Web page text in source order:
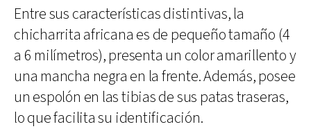
Entre sus características distintivas, la
chicharrita africana es de pequeño tamaño (4
a 6 milímetros), presenta un color amarillento y
una mancha negra en la frente. Además, posee
un espolón en las tibias de sus patas traseras,
lo que facilita su identificación.